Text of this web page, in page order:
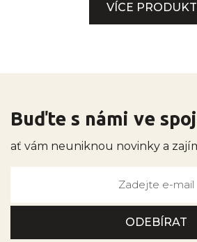
VÍCE
Buďte s námi ve
ať vám neuniknou novinky a